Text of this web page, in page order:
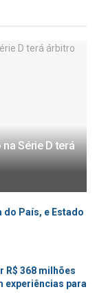
Série D terá
do País, e Estado
R$ 368 milhões
experiências para